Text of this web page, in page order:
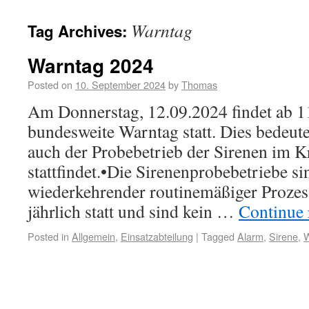
Tag Archives: Warntag
Warntag 2024
Posted on 10. September 2024byThomas
Am Donnerstag, 12.09.2024 findet ab
bundesweite Warntag statt. Dies
auch der Probebetrieb der Sirenen im
stattfindet.•Die Sirenenprobebetriebe
wiederkehrender routinemäßiger
jährlich statt und sind kein …
Posted in Allgemein, Einsatzabteilung | Tagged Alarm, Sirene,